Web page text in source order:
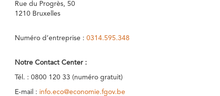
Rue du Progrès, 50
1210 Bruxelles
Numéro d’entreprise : 0314.595.348
Notre Contact Center :
Tél. : 0800 120 33 (numéro gratuit)
E-mail : info.eco@economie.fgov.be